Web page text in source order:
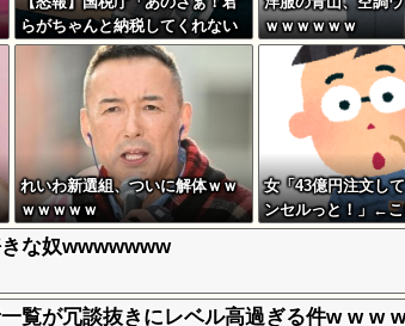
らがちゃんと納税してくれない
とこうなっちゃうけどどうす
る？！」←これw w w w w w w
ｗｗｗｗｗｗ
れいわ新選組、ついに解体ｗｗ
ｗｗｗｗｗ
女「43億円注文
ンセルっと！」←
きな奴wwwwwww
覧が冗談抜きにレベル高過ぎる件w w w